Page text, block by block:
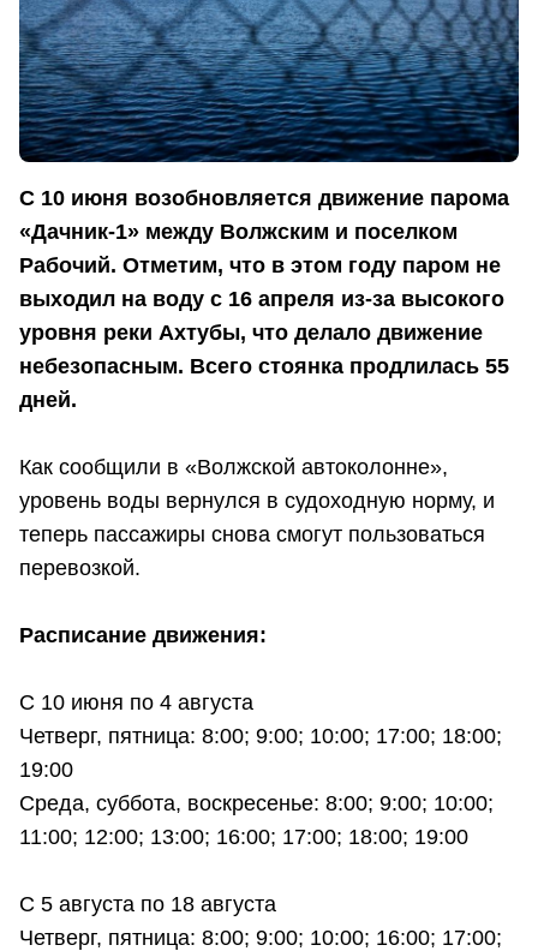
С 10 июня возобновляется движение парома
«Дачник-1» между Волжским и поселком
Рабочий. Отметим, что в этом году паром не
выходил на воду с 16 апреля из-за высокого
уровня реки Ахтубы, что делало движение
небезопасным. Всего стоянка продлилась 55
дней.
Как сообщили в «Волжской автоколонне»,
уровень воды вернулся в судоходную норму, и
теперь пассажиры снова смогут пользоваться
перевозкой.
Расписание движения:
С 10 июня по 4 августа
Четверг, пятница: 8:00; 9:00; 10:00; 17:00; 18:00;
19:00
Среда, суббота, воскресенье: 8:00; 9:00; 10:00;
11:00; 12:00; 13:00; 16:00; 17:00; 18:00; 19:00
С 5 августа по 18 августа
Четверг, пятница: 8:00; 9:00; 10:00; 16:00; 17:00;